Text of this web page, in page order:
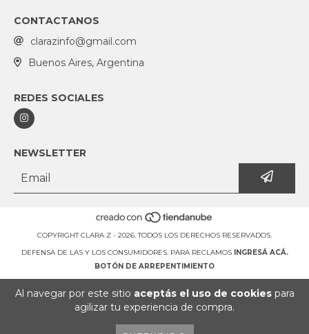
Al navegar por este sitio aceptás el uso de cookiespara
agilizar tu experiencia de compra.
CONTACTANOS
clarazinfo@gmail.com
Buenos Aires, Argentina
REDES SOCIALES
NEWSLETTER
COPYRIGHT CLARA Z - 2026. TODOS LOS DERECHOS RESERVADOS.
DEFENSA DE LAS Y LOS CONSUMIDORES. PARA RECLAMOS
INGRESÁ ACÁ.
BOTÓN DE ARREPENTIMIENTO